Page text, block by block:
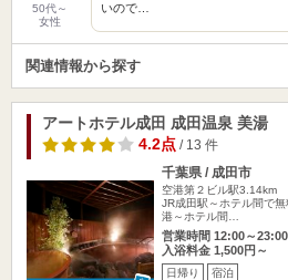
50代～
女性
いので…
関連情報から探す
アートホテル成田 成田温泉 美湯
4.2点 / 13 件
千葉県 / 成田市
空港第２ビル駅3.14km
JR成田駅～ホテル間で
港～ホテル間…
営業時間 12:00～23:00
入浴料金 1,500円～
日帰り 宿泊